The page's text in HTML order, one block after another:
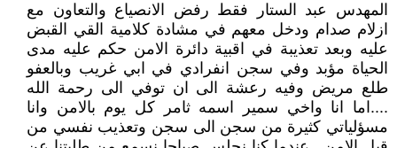
المهدس عبد الستار فقط رفض الانصياع والتعاون مع
ازلام صدام ودخل معهم في مشادة كلامية القي القبض
عليه وبعد تعذيبة في اقبية دائرة الامن حكم عليه مدى
الحياة مؤبد وفي سجن انفرادي في ابي غريب وبالعفو
طلع مريض وفيه رعشة الى ان توفي الى رحمة الله
....اما انا واخي سمير اسمه ثامر كل يوم بالامن وانا
مسؤلياتي كثيرة من سجن الى سجن وتعذيب نفسي من